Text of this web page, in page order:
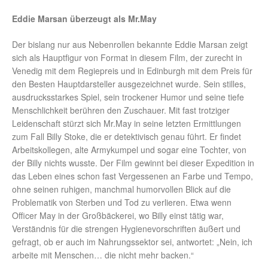
Eddie Marsan überzeugt als Mr.May
Der bislang nur aus Nebenrollen bekannte Eddie Marsan zeigt
sich als Hauptfigur von Format in diesem Film, der zurecht in
Venedig mit dem Regiepreis und in Edinburgh mit dem Preis für
den Besten Hauptdarsteller ausgezeichnet wurde. Sein stilles,
ausdrucksstarkes Spiel, sein trockener Humor und seine tiefe
Menschlichkeit berühren den Zuschauer. Mit fast trotziger
Leidenschaft stürzt sich Mr.May in seine letzten Ermittlungen
zum Fall Billy Stoke, die er detektivisch genau führt. Er findet
Arbeitskollegen, alte Armykumpel und sogar eine Tochter, von
der Billy nichts wusste. Der Film gewinnt bei dieser Expedition in
das Leben eines schon fast Vergessenen an Farbe und Tempo,
ohne seinen ruhigen, manchmal humorvollen Blick auf die
Problematik von Sterben und Tod zu verlieren. Etwa wenn
Officer May in der Großbäckerei, wo Billy einst tätig war,
Verständnis für die strengen Hygienevorschriften äußert und
gefragt, ob er auch im Nahrungssektor sei, antwortet: „Nein, ich
arbeite mit Menschen… die nicht mehr backen.“